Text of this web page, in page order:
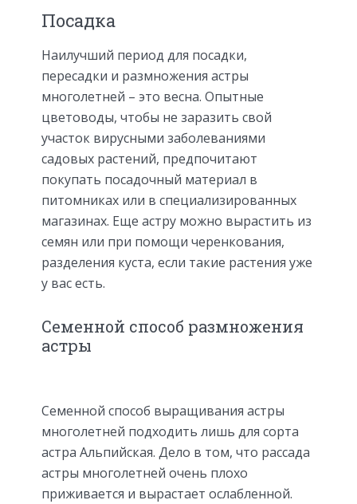
Посадка
Наилучший период для посадки,
пересадки и размножения астры
многолетней – это весна. Опытные
цветоводы, чтобы не заразить свой
участок вирусными заболеваниями
садовых растений, предпочитают
покупать посадочный материал в
питомниках или в специализированных
магазинах. Еще астру можно вырастить из
семян или при помощи черенкования,
разделения куста, если такие растения уже
у вас есть.
Семенной способ размножения
астры
Семенной способ выращивания астры
многолетней подходить лишь для сорта
астра Альпийская. Дело в том, что рассада
астры многолетней очень плохо
приживается и вырастает ослабленной.